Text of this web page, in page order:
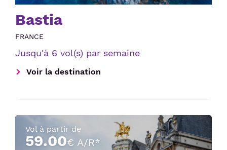
Bastia
FRANCE
Jusqu'à 6 vol(s) par semaine
Voir la destination
Vol à partir de
59.00€ A/R*